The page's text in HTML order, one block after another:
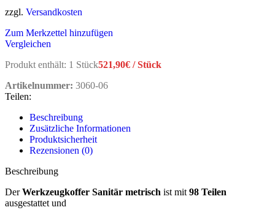
zzgl. Versandkosten
Zum Merkzettel hinzufügen
Vergleichen
Produkt enthält: 1 Stück521,90€ /Stück
Artikelnummer: 3060-06
Teilen:
Beschreibung
Zusätzliche Informationen
Produktsicherheit
Rezensionen (0)
Beschreibung
DerWerkzeugkoffer Sanitär metrisch ist mit 98 Teilen
ausgestattet und